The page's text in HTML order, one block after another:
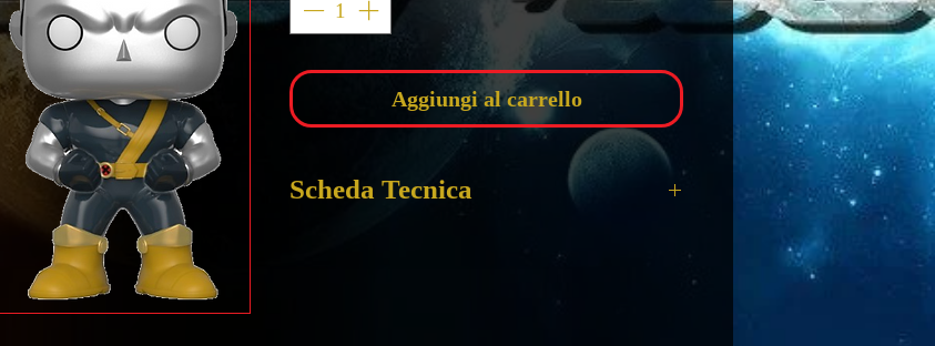
Aggiungi al carrello
Scheda Tecnica